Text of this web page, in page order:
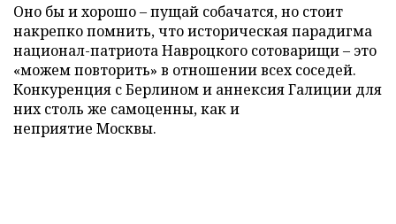
Оно бы и хорошо – пущай собачатся, но стоит
накрепко помнить, что историческая парадигма
национал-патриота Навроцкого сотоварищи – это
«можем повторить» в отношении всех соседей.
Конкуренция с Берлином и аннексия Галиции для
них столь же самоценны, как и
неприятие Москвы.